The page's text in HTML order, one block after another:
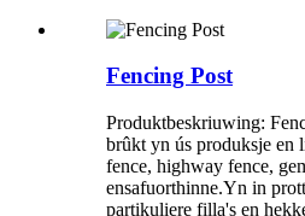
Fencing Post
Produktbeskriuwing:
brûkt yn ús produksje en
fence, highway fence,
ensafuorthinne.Yn in
partikuliere filla's en